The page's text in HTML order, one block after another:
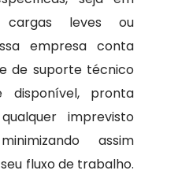
cargas leves ou
empresa conta
de suporte técnico
disponível, pronta
imprevisto
assim
fluxo de trabalho.